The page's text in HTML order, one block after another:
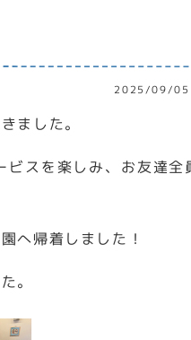
2025/09/05
ました。
スを楽しみ、お友達全
へ帰着しました！
。